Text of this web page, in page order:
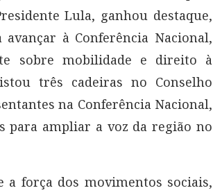
Lula, ganhou destaque,
à Conferência Nacional,
sobre mobilidade e direito à
três cadeiras no Conselho
na Conferência Nacional,
para ampliar a voz da região no
a força dos movimentos sociais,